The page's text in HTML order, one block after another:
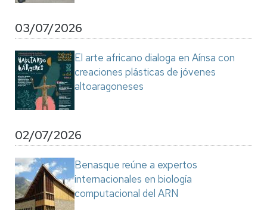
03/07/2026
El arte africano dialoga en Aínsa con
creaciones plásticas de jóvenes
altoaragoneses
02/07/2026
Benasque reúne a expertos
internacionales en biología
computacional del ARN